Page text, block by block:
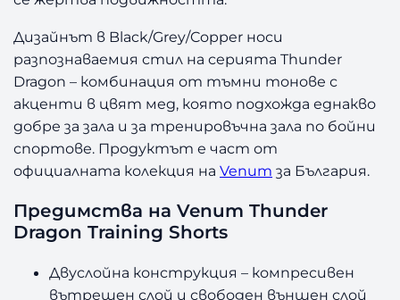
Дизайнът в Black/Grey/Copper носи
разпознаваемия стил на серията Thunder
Dragon – комбинация от тъмни тонове с
акценти в цвят мед, която подхожда еднакво
добре за зала и за тренировъчна зала по бойни
спортове. Продуктът е част от
официалната колекция наVenum за България.
Предимства на Venum Thunder
Dragon Training Shorts
Двуслойна конструкция – компресивен
вътрешен слой и свободен външен слой